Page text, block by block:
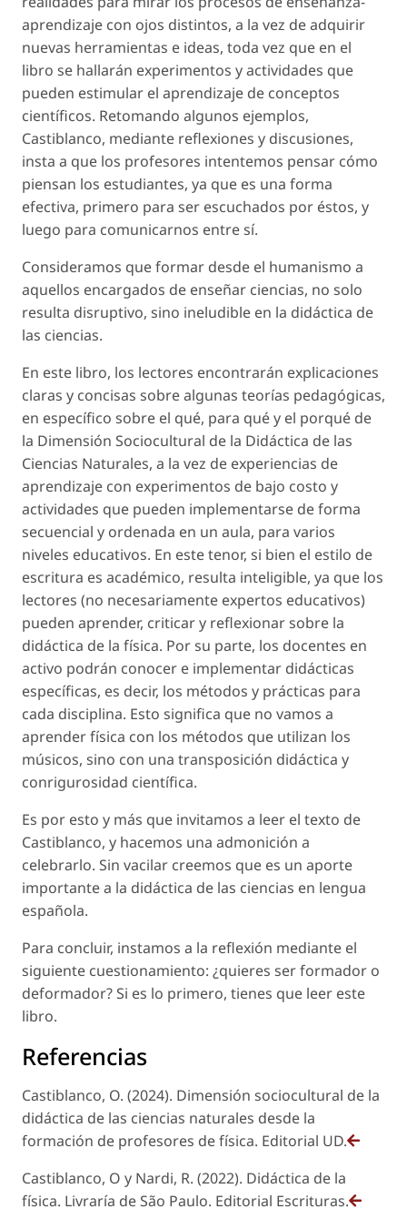
aprendizaje con ojos distintos, a la vez de adquirir
nuevas herramientas e ideas, toda vez que en el
libro se hallarán experimentos y actividades que
pueden estimular el aprendizaje de conceptos
científicos. Retomando algunos ejemplos,
Castiblanco, mediante reflexiones y discusiones,
insta a que los profesores intentemos pensar cómo
piensan los estudiantes, ya que es una forma
efectiva, primero para ser escuchados por éstos, y
luego para comunicarnos entre sí.
Consideramos que formar desde el humanismo a
aquellos encargados de enseñar ciencias, no solo
resulta disruptivo, sino ineludible en la didáctica de
las ciencias.
En este libro, los lectores encontrarán explicaciones
claras y concisas sobre algunas teorías pedagógicas,
en específico sobre el qué, para qué y el porqué de
la Dimensión Sociocultural de la Didáctica de las
Ciencias Naturales, a la vez de experiencias de
aprendizaje con experimentos de bajo costo y
actividades que pueden implementarse de forma
secuencial y ordenada en un aula, para varios
niveles educativos. En este tenor, si bien el estilo de
escritura es académico, resulta inteligible, ya que los
lectores (no necesariamente expertos educativos)
pueden aprender, criticar y reflexionar sobre la
didáctica de la física. Por su parte, los docentes en
activo podrán conocer e implementar didácticas
específicas, es decir, los métodos y prácticas para
cada disciplina. Esto significa que no vamos a
aprender física con los métodos que utilizan los
músicos, sino con una transposición didáctica y
conrigurosidad científica.
Es por esto y más que invitamos a leer el texto de
Castiblanco, y hacemos una admonición a
celebrarlo. Sin vacilar creemos que es un aporte
importante a la didáctica de las ciencias en lengua
española.
Para concluir, instamos a la reflexión mediante el
siguiente cuestionamiento: ¿quieres ser formador o
deformador? Si es lo primero, tienes que leer este
libro.
Referencias
Castiblanco, O. (2024). Dimensión sociocultural de la
didáctica de las ciencias naturales desde la
formación de profesores de física. Editorial UD.
Castiblanco, O y Nardi, R. (2022). Didáctica de la
física. Livraría de São Paulo. Editorial Escrituras.